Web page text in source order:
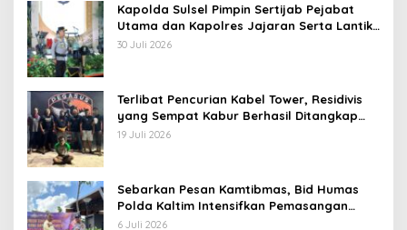
Kapolda Sulsel Pimpin Sertijab Pejabat
Utama dan Kapolres Jajaran Serta Lantik
Karolog dan Kapolresta Gowa
30 Juli 2026
Terlibat Pencurian Kabel Tower, Residivis
yang Sempat Kabur Berhasil Ditangkap
Tim Gabungan di Jeneponto
19 Juli 2026
Sebarkan Pesan Kamtibmas, Bid Humas
Polda Kaltim Intensifkan Pemasangan
Spanduk serta Pembagian Stiker
6 Juli 2026